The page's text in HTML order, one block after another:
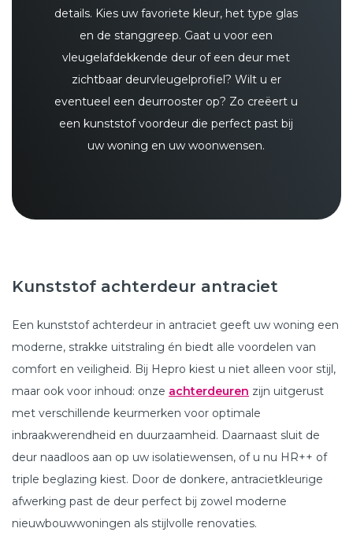
details. Kies uw favoriete kleur, het type glas
en de stanggreep. Gaat u voor een
vleugelafdekkende deur of een deur met
zichtbaar deurvleugelprofiel? Wilt u er
eventueel een deurrooster op? Zo creëert u
een kunststof voordeur die perfect past bij
uw woning en uw woonwensen.
Kunststof achterdeur antraciet
Een kunststof achterdeur in antraciet geeft uw woning een
moderne, strakke uitstraling én biedt alle voordelen van
comfort en veiligheid. Bij Hepro kiest u niet alleen voor stijl,
maar ook voor inhoud: onze achterdeuren zijn uitgerust
met verschillende keurmerken voor optimale
inbraakwerendheid en duurzaamheid. Daarnaast sluit de
deur naadloos aan op uw isolatiewensen, of u nu HR++ of
triple beglazing kiest. Door de donkere, antracietkleurige
afwerking past de deur perfect bij zowel moderne
nieuwbouwwoningen als stijlvolle renovaties.